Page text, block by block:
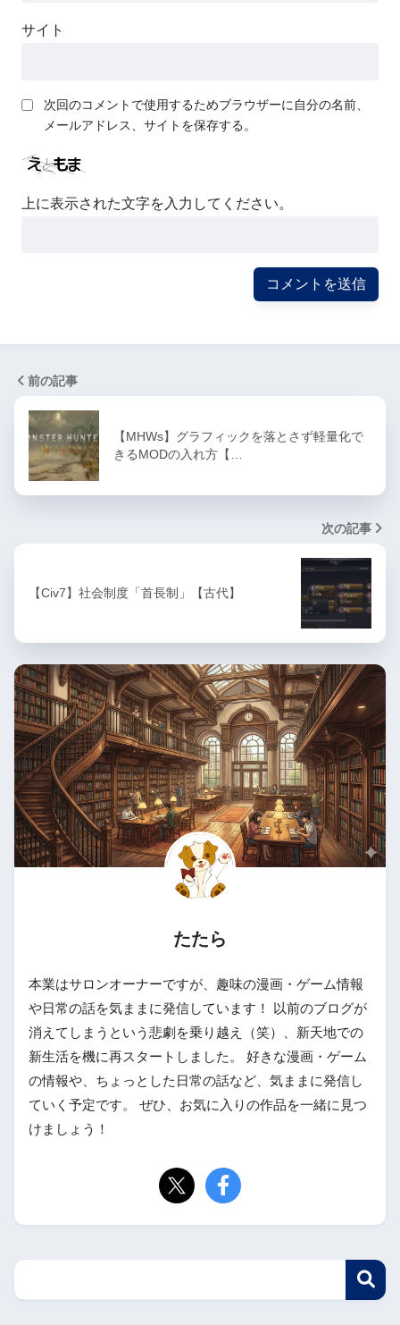
サイト
次回のコメントで使用するためブラウザーに自分の名前、
メールアドレス、サイトを保存する。
上に表示された文字を入力してください。
前の記事
【MHWs】グラフィックを落とさず軽量化で
きるMODの入れ方【…
次の記事
【Civ7】社会制度「首長制」【古代】
たたら
本業はサロンオーナーですが、趣味の漫画・ゲーム情報
や日常の話を気ままに発信しています！ 以前のブログが
消えてしまうという悲劇を乗り越え（笑）、新天地での
新生活を機に再スタートしました。 好きな漫画・ゲーム
の情報や、ちょっとした日常の話など、気ままに発信し
ていく予定です。 ぜひ、お気に入りの作品を一緒に見つ
けましょう！